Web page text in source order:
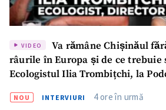
VIDEO
Va rămâne Chișinăul
râurile în Europa și de ce trebuie
Ecologistul Ilia Trombițchi, la
NOU INTERVIURI 4 ore în urmă